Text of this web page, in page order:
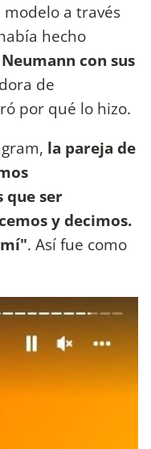
a través
hecho
con sus
de
por qué lo hizo.
la pareja de
que ser
y decimos.
. Así fue como